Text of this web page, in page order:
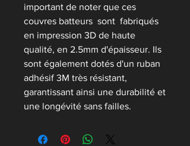
important de noter que ces
couvres batteurs sont fabriqués
en impression 3D de haute
qualité, en 2.5mm d'épaisseur. Ils
sont également dotés d'un ruban
adhésif 3M très résistant,
garantissant ainsi une durabilité et
une longévité sans failles.